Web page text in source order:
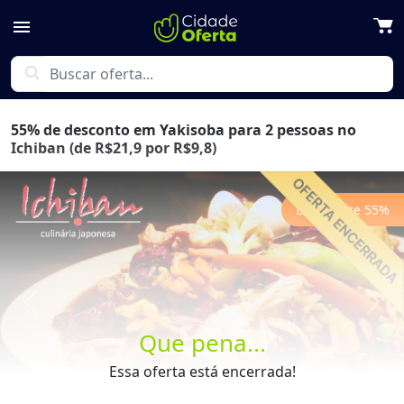
menu
search
Que pena...
Essa oferta está encerrada!
55% de desconto em Yakisoba para 2 pessoas no
Ichiban (de R$21,9 por R$9,8)
Economize 55%
Previous Next